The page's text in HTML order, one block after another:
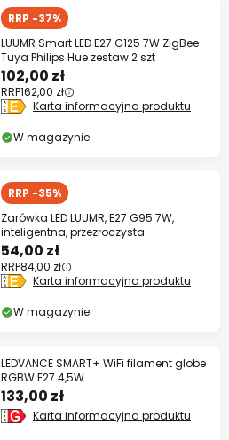
RRP -37%
LUUMR Smart LED E27 G125 7W ZigBee
Tuya Philips Hue zestaw 2 szt
102,00 zł
RRP162,00 zł
Karta informacyjna produktu
W magazynie
RRP -35%
Żarówka LED LUUMR, E27 G95 7W,
inteligentna, przezroczysta
54,00 zł
RRP84,00 zł
Karta informacyjna produktu
W magazynie
LEDVANCE SMART+ WiFi filament globe
RGBW E27 4,5W
133,00 zł
Karta informacyjna produktu